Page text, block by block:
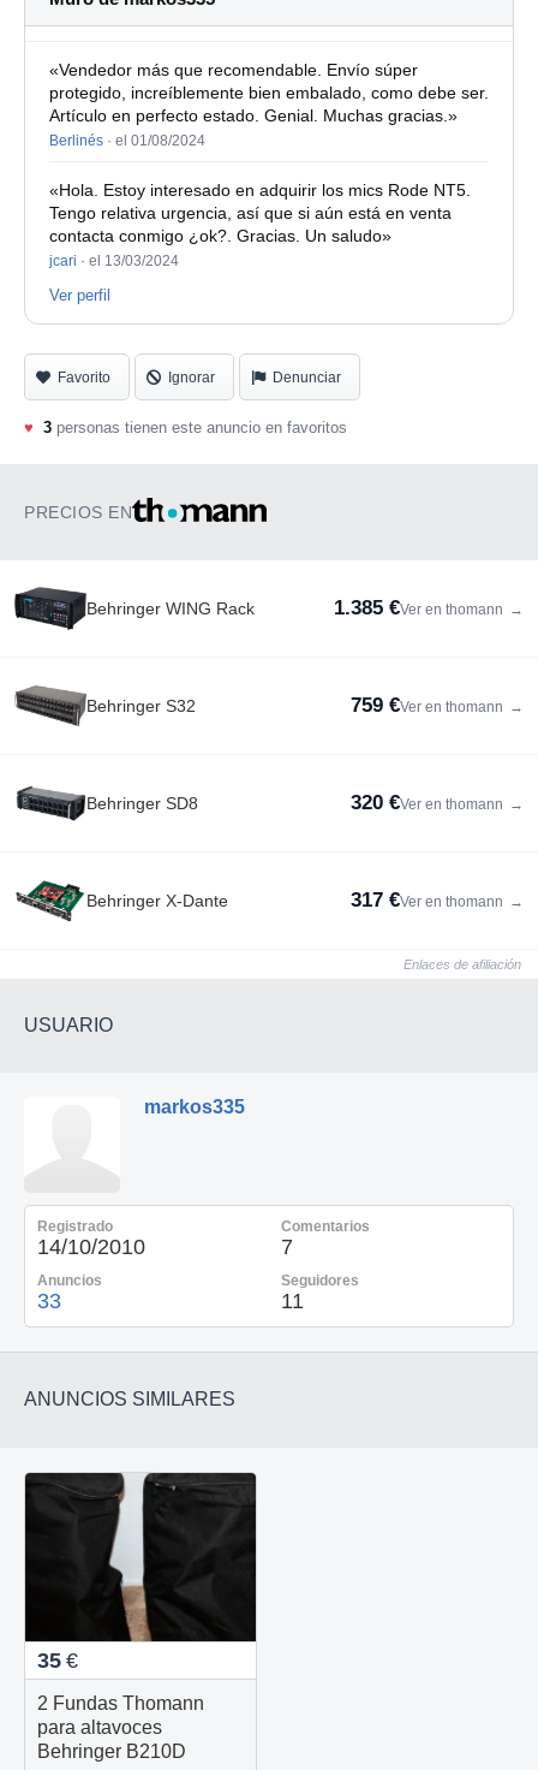
«Vendedor más que recomendable. Envío súper
protegido, increíblemente bien embalado, como debe ser.
Artículo en perfecto estado. Genial. Muchas gracias.»
Berlinés · el 01/08/2024
«Hola. Estoy interesado en adquirir los mics Rode NT5.
Tengo relativa urgencia, así que si aún está en venta
contacta conmigo ¿ok?. Gracias. Un saludo»
jcari · el 13/03/2024
Ver perfil
Favorito Ignorar Denunciar
♥ 3 personas tienen este anuncio en favoritos
PRECIOS EN
Behringer WING Rack 1.385 €Ver en thomann →
Behringer S32 759 €Ver en thomann →
Behringer SD8 320 €Ver en thomann →
Behringer X-Dante 317 €Ver en thomann →
Enlaces de afiliación
USUARIO
markos335
Registrado
14/10/2010
Comentarios
7
Anuncios
33
Seguidores
11
ANUNCIOS SIMILARES
35 €
2 Fundas Thomann
para altavoces
Behringer B210D